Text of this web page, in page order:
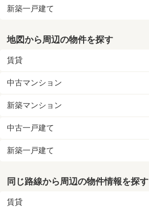
新築一戸建て
地図から周辺の物件を探す
賃貸
中古マンション
新築マンション
中古一戸建て
新築一戸建て
同じ路線から周辺の物件情報を探す
賃貸